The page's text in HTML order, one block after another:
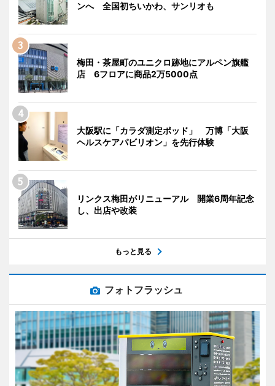
ンへ 全国初ちいかわ、サンリオも
梅田・茶屋町のユニクロ跡地にアルペン旗艦
店 6フロアに商品2万5000点
大阪駅に「カラダ測定ポッド」 万博「大阪
ヘルスケアパビリオン」を先行体験
リンクス梅田がリニューアル 開業6周年記念
し、出店や改装
もっと見る
フォトフラッシュ